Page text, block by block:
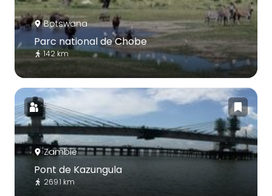
Botswana
Parc national de Chobe
142 km
Zambie
Pont de Kazungula
269.1 km